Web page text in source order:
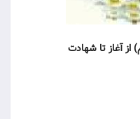
از آغاز تا شهادت‏